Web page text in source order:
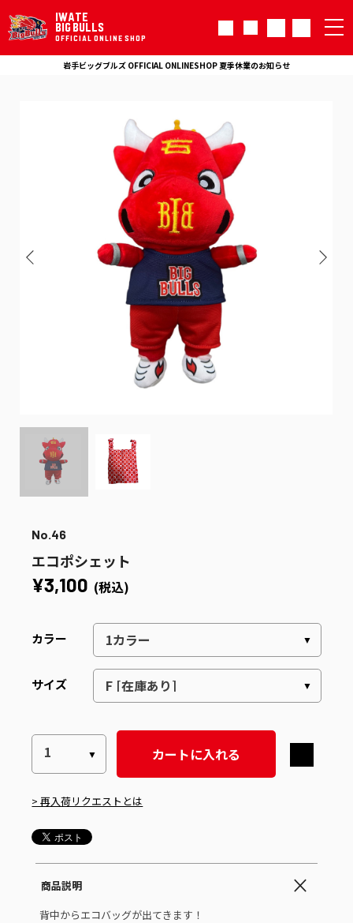
IWATE
BIG BULLS
OFFICIAL ONLINE SHOP
岩手ビッグブルズ OFFICIAL ONLINESHOP 夏季休業のお知らせ
No.46
エコポシェット
¥3,100 (税込)
カラー
サイズ
カートに入れる
> 再入荷リクエストとは
商品説明
背中からエコバッグが出てきます！